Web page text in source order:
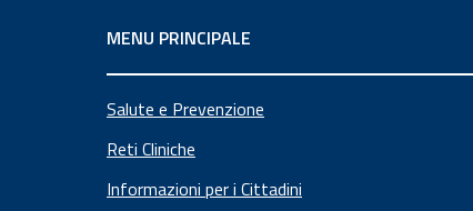
MENU PRINCIPALE
Salute e Prevenzione
Reti Cliniche
Informazioni per i Cittadini